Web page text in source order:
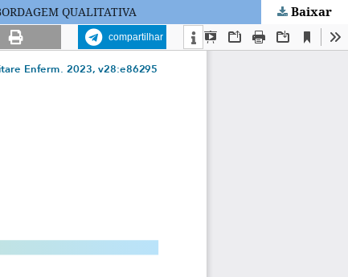
QUALITATIVA Baixar
compartilhar